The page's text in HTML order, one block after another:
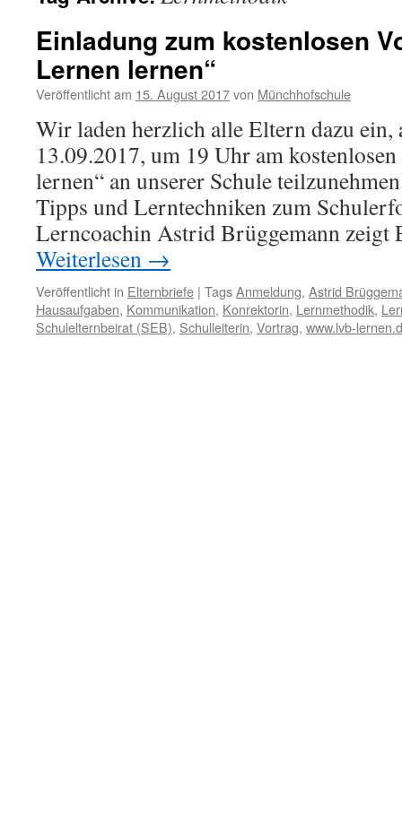
Einladung zum kostenlosen
Lernen lernen“
Veröffentlicht am 15. August 2017von Münchhofschule
Wir laden herzlich alle Eltern dazu
13.09.2017, um 19 Uhr am
lernen“ an unserer Schule
Tipps und Lerntechniken zum
Lerncoachin Astrid Brüggemann
Weiterlesen →
Veröffentlicht in Elternbriefe | TagsAnmeldung, Astrid
Hausaufgaben, Kommunikation, Konrektorin, Lernmethodik,
Schulelternbeirat (SEB), Schulleiterin, Vortrag, www.lvb-